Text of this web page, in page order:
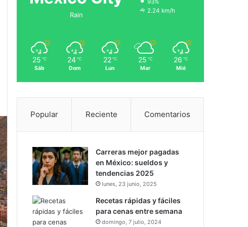
Rain
93%
2.24 km/h
25 ℃
Sáb
24 ℃
Dom
22 ℃
Lun
25 ℃
Mar
26 ℃
Mié
Popular Reciente Comentarios
Carreras mejor pagadas
en México: sueldos y
tendencias 2025
lunes, 23 junio, 2025
Recetas rápidas y fáciles
para cenas entre semana
domingo, 7 julio, 2024